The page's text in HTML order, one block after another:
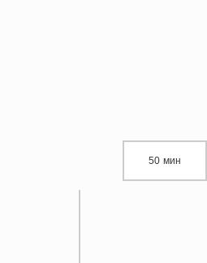
50 мин